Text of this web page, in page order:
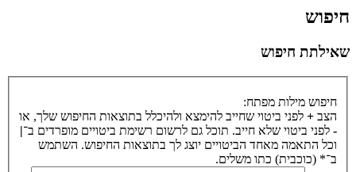
חיפוש
שאילתת חיפוש
חיפוש מילות מפתח:
הצב + לפני ביטוי שחייב להימצא ולהיכלל בתוצאות החיפוש שלך, או
- לפני ביטוי שלא חייב. תוכל גם לרשום רשימת ביטויים מופרדים ב־|
וכל התאמה מאחד הביטויים יוצג לך בתוצאות החיפוש. השתמש
ב־* (כוכבית) כתו משלים.